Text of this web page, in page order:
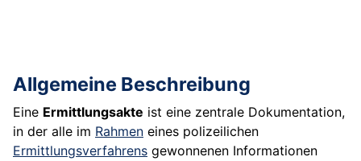
Allgemeine Beschreibung
Eine Ermittlungsakte ist eine zentrale Dokumentation,
in der alle im Rahmen eines polizeilichen
Ermittlungsverfahrens gewonnenen Informationen